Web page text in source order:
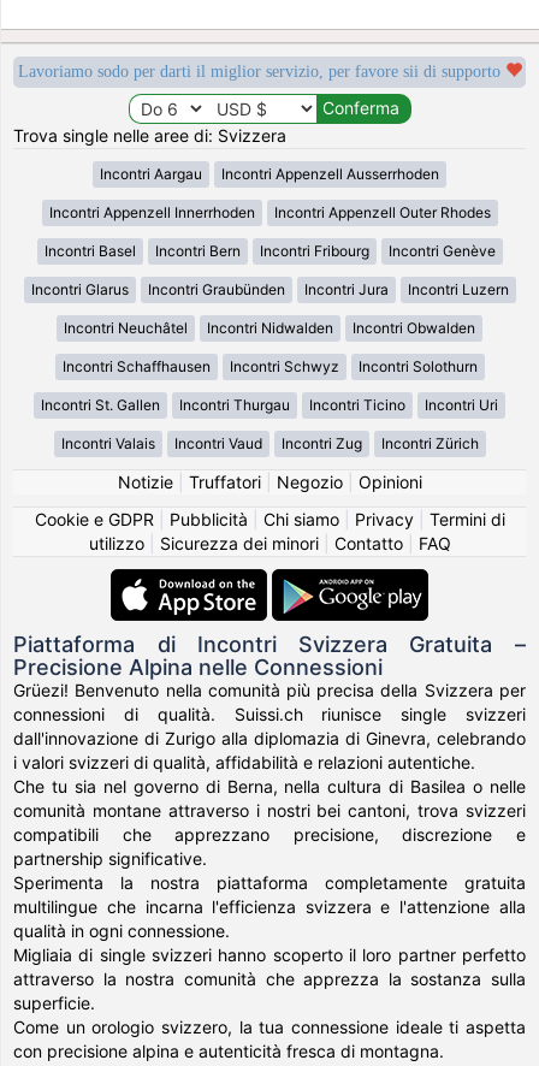
Lavoriamo sodo per darti il miglior servizio, per favore sii di supporto
Trova single nelle aree di: Svizzera
Incontri Aargau Incontri Appenzell Ausserrhoden
Incontri Appenzell Innerrhoden Incontri Appenzell Outer Rhodes
Incontri Basel Incontri Bern Incontri Fribourg Incontri Genève
Incontri Glarus Incontri Graubünden Incontri Jura Incontri Luzern
Incontri Neuchâtel Incontri Nidwalden Incontri Obwalden
Incontri Schaffhausen Incontri Schwyz Incontri Solothurn
Incontri St. Gallen Incontri Thurgau Incontri Ticino Incontri Uri
Incontri Valais Incontri Vaud Incontri Zug Incontri Zürich
Notizie| Truffatori| Negozio| Opinioni
Cookie e GDPR
Pubblicità Chi siamo| Privacy| Termini di
utilizzo| Sicurezza dei minori| Contatto| FAQ
Piattaforma di Incontri Svizzera Gratuita –
Precisione Alpina nelle Connessioni
Grüezi! Benvenuto nella comunità più precisa della Svizzera per
connessioni di qualità. Suissi.ch riunisce single svizzeri
dall'innovazione di Zurigo alla diplomazia di Ginevra, celebrando
i valori svizzeri di qualità, affidabilità e relazioni autentiche.
Che tu sia nel governo di Berna, nella cultura di Basilea o nelle
comunità montane attraverso i nostri bei cantoni, trova svizzeri
compatibili che apprezzano precisione, discrezione e
partnership significative.
Sperimenta la nostra piattaforma completamente gratuita
multilingue che incarna l'efficienza svizzera e l'attenzione alla
qualità in ogni connessione.
Migliaia di single svizzeri hanno scoperto il loro partner perfetto
attraverso la nostra comunità che apprezza la sostanza sulla
superficie.
Come un orologio svizzero, la tua connessione ideale ti aspetta
con precisione alpina e autenticità fresca di montagna.